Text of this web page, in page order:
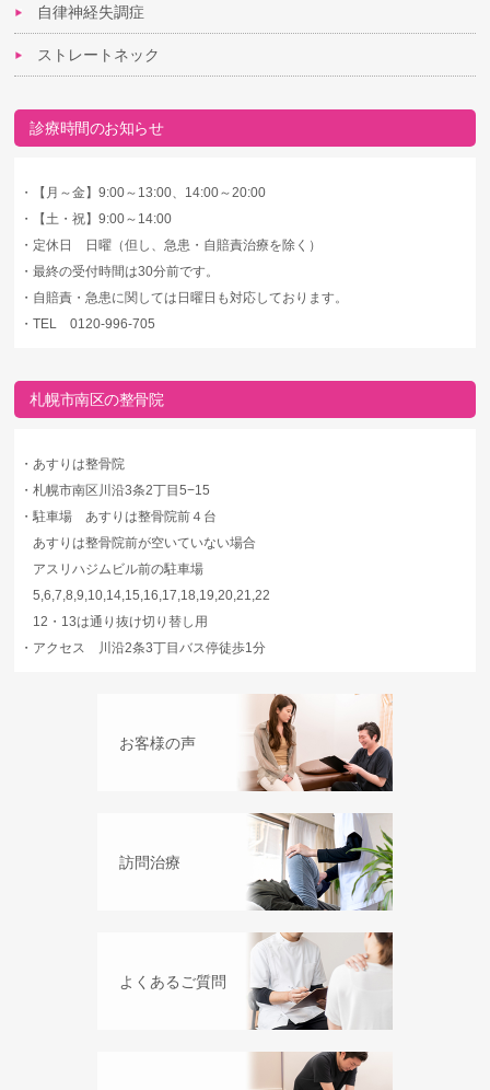
自律神経失調症
ストレートネック
診療時間のお知らせ
・
【月～金】9:00～13:00、14:00～20:00
・
【土・祝】9:00～14:00
・ 定休日 日曜（但し、急患・自賠責治療を除く）
・最終の受付時間は30分前です。
・ 自賠責・急患に関しては日曜日も対応しております。
・TEL 0120-996-705
札幌市南区の整骨院
・あすりは整骨院
・札幌市南区川沿3条2丁目5−15
・駐車場 あすりは整骨院前４台
あすりは整骨院前が空いていない場合
アスリハジムビル前の駐車場
5,6,7,8,9,10,14,15,16,17,18,19,20,21,22
12・13は通り抜け切り替し用
・ アクセス 川沿2条3丁目バス停徒歩1分
お客様の声
訪問治療
よくあるご質問